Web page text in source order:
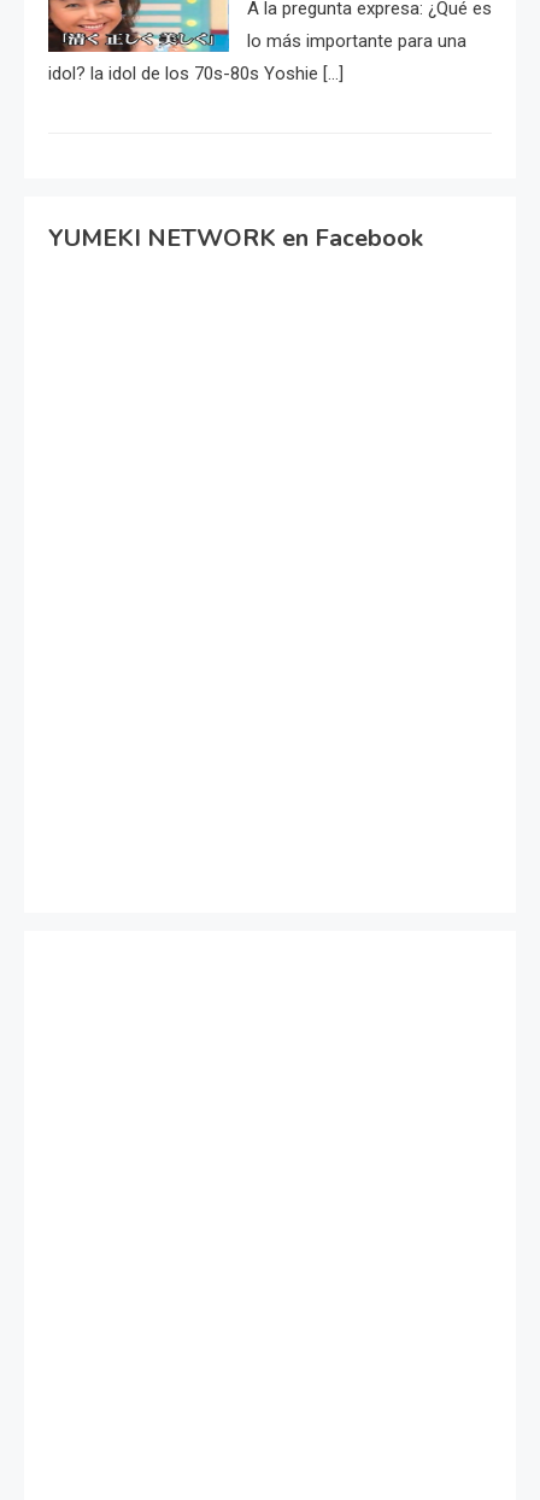
A la pregunta expresa: ¿Qué es
lo más importante para una
idol? la idol de los 70s-80s Yoshie […]
YUMEKI NETWORK en Facebook